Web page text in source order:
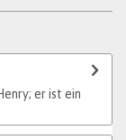
er ist ein